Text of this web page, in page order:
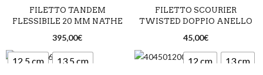
FILETTO TANDEM
FLESSIBILE 20 MM NATHE
395,00€
14,5 cm
FILETTO SCOURIER
TWISTED DOPPIO ANELLO
45,00€
12,5 cm
13,5 cm
12 cm 13 cm